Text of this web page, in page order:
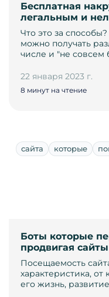
Бесплатная
легальным и
Что это за
можно получать
числе и "не совсем
22 января 2023 г.
8 минут на чтение
сайта которые
Боты которые
продвигая
Посещаемость
характеристика, от
его жизнь,